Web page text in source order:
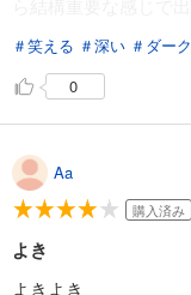
＃笑える ＃深い ＃ダーク
0
Aa
購入済み
よき
よきよき